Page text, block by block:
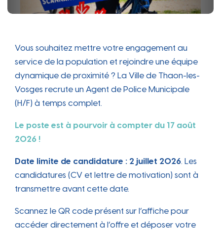
Vous souhaitez mettre votre engagement au
service de la population et rejoindre une équipe
dynamique de proximité ? La Ville de Thaon-les-
Vosges recrute un Agent de Police Municipale
(H/F) à temps complet.
Le poste est à pourvoir à compter du 17 août
2026 !
Date limite de candidature : 2 juillet 2026. Les
candidatures (CV et lettre de motivation) sont à
transmettre avant cette date.
Scannez le QR code présent sur l’affiche pour
accéder directement à l’offre et déposer votre